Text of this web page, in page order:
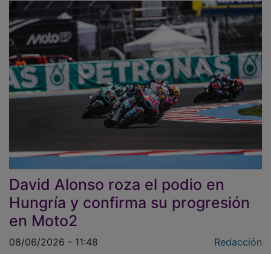
David Alonso roza el podio en
Hungría y confirma su progresión
en Moto2